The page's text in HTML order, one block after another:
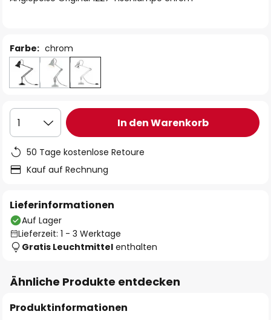
Farbe: chrom
1 In den Warenkorb
50 Tage kostenlose Retoure
Kauf auf Rechnung
Lieferinformationen
Auf Lager
Lieferzeit: 1 - 3 Werktage
Gratis Leuchtmittel enthalten
Ähnliche Produkte entdecken
Produktinformationen